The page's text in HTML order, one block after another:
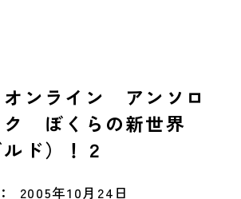
オンライン アンソロ
ク ぼくらの新世界
ルド）！２
2005年10月24日